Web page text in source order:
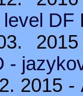
level DF
-
2015 -